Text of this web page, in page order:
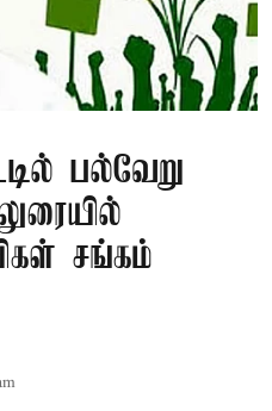
பல்வேறு
சங்கம்